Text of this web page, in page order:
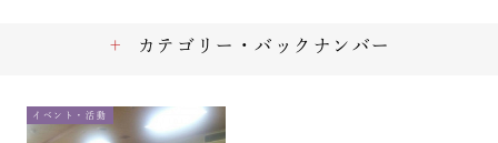
イベント・活動
カテゴリー・バックナンバー